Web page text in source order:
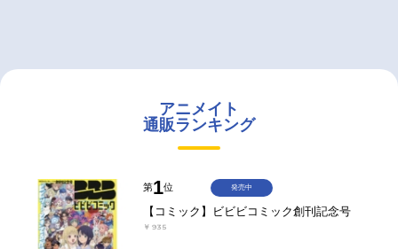
アニメイト
通販ランキング
第1位
【コミック】ビビビコミック創刊記念号
￥935
発売中